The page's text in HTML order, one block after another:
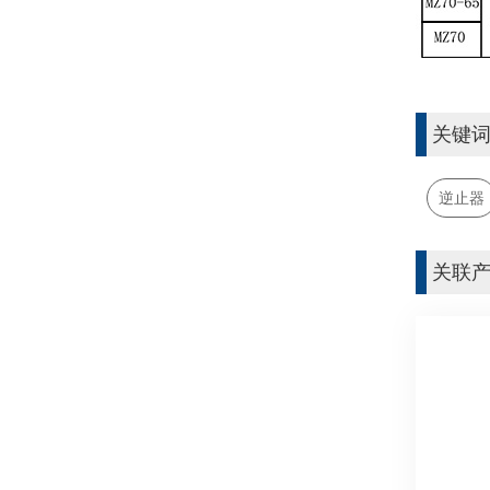
关键词
逆止器
关联